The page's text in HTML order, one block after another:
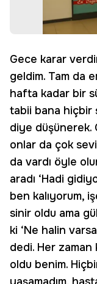
Gece karar
geldim. Tam da
hafta kadar bir
tabii bana hiçbir
diye düşünerek.
onlar da çok
da vardı öyle
aradı ‘Hadi
ben kalıyorum,
sinir oldu ama
ki ‘Ne halin
dedi. Her zaman
oldu benim.